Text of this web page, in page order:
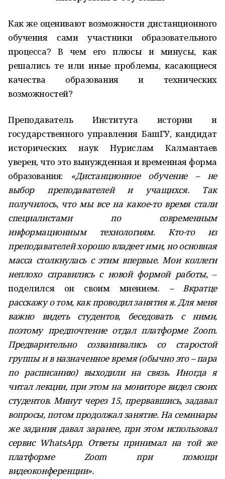
Как же оценивают возможности дистанционного
обучения сами участники образовательного
процесса? В чем его плюсы и минусы, как
решались те или иные проблемы, касающиеся
качества образования и технических
возможностей?
Преподаватель Института истории и
государственного управления БашГУ, кандидат
исторических наук Нурислам Калмантаев
уверен, что это вынужденная и временная форма
образования: «Дистанционное обучение – не
выбор преподавателей и учащихся. Так
получилось, что мы все на какое-то время стали
специалистами по современным
информационным технологиям. Кто-то из
преподавателей хорошо владеет ими, но основная
масса столкнулась с этим впервые. Мои коллеги
неплохо справились с новой формой работы,–
поделился он своим мнением. – Вкратце
расскажу о том, как проводил занятия я. Для меня
важно видеть студентов, беседовать с ними,
поэтому предпочтение отдал платформе Zoom.
Предварительно созванивались со старостой
группы и в назначенное время (обычно это – пара
по расписанию) выходили на связь. Иногда я
читал лекции, при этом на мониторе видел своих
студентов. Минут через 15, прервавшись, задавал
вопросы, потом продолжал занятие. На семинары
же задания давал заранее, при этом использовал
сервис WhatsApp. Ответы принимал на той же
платформе Zoom при помощи
видеоконференции».